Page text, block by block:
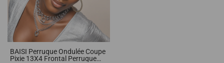
BAISI Perruque Ondulée Coupe
Pixie 13X4 Frontal Perruque